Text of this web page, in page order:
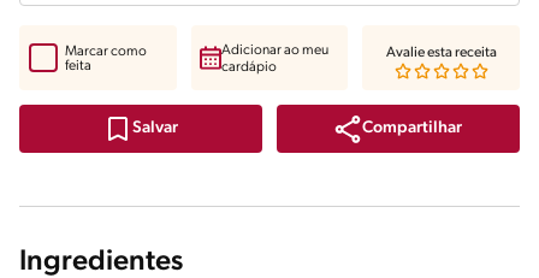
Salvar Compartilhar
Marcar como
feita
Adicionar ao meu
cardápio
Avalie esta receita
Ingredientes